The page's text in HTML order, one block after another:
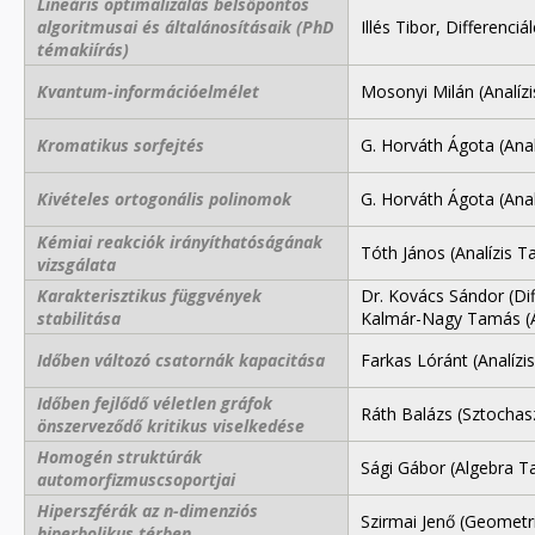
algoritmusai és általánosításaik (PhD
témakiírás)
Illés Tibor,
Kvantum-információelmélet Mosonyi Milán
Kromatikus sorfejtés G. Horváth Ágota
Kivételes ortogonális polinomok
G. Horváth Ágota
Kémiai reakciók irányíthatóságának
vizsgálata
Tóth János (Analízis
Karakterisztikus függvények
stabilitása
Dr. Kovács Sándor
Kalmár-Nagy Tamás
Időben változó csatornák kapacitása
Farkas Lóránt
Időben fejlődő véletlen gráfok
önszerveződő kritikus viselkedése
Ráth Balázs
Homogén struktúrák
automorfizmuscsoportjai
Sági Gábor (Algebra
Hiperszférák az n-dimenziós
Szirmai Jenő